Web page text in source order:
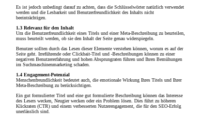
Es ist jedoch unbedingt darauf zu achten, dass die Schlüsselwörter natürlich verwendet
werden und die Lesbarkeit und Benutzerfreundlichkeit des Inhalts nicht
beeinträchtigen.
1.3 Relevanz für den Inhalt
Um die Benutzerfreundlichkeit eines Titels und einer Meta-Beschreibung zu beurteilen,
muss beurteilt werden, ob sie den Inhalt der Seite genau widerspiegeln.
Benutzer sollten durch das Lesen dieser Elemente verstehen können, worum es auf der
Seite geht. Irreführende oder Clickbait-Titel und -Beschreibungen können zu einer
negativen Benutzererfahrung und hohen Absprungraten führen und Ihren Bemühungen
im Suchmaschinenmarketing schaden.
1.4 Engagement-Potenzial
Menschenfreundlichkeit bedeutet auch, die emotionale Wirkung Ihres Titels und Ihrer
Meta-Beschreibung zu berücksichtigen.
Ein gut formulierter Titel und eine gut formulierte Beschreibung können das Interesse
des Lesers wecken, Neugier wecken oder ein Problem lösen. Dies führt zu höheren
Klickraten (CTR) und einem verbesserten Nutzerengagement, die für den SEO-Erfolg
unerlässlich sind.